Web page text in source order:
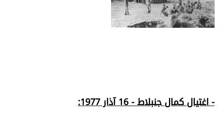
- اغتيال كمال جنبلاط - 16 آذار 1977: